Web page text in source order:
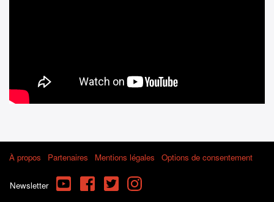
À propos Partenaires Mentions légales Options de consentement
Newsletter YouTube FacebookTwitterInstagram